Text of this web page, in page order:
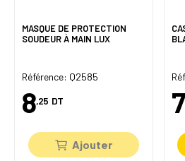
MASQUE DE PROTECTION
SOUDEUR À MAIN LUX
Référence: Q2585
8,25 DT
Ajouter
7